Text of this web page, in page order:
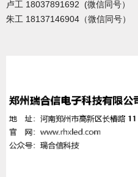
卢工 18037891692 (微信同号）
朱工 18137146904（微信同号）